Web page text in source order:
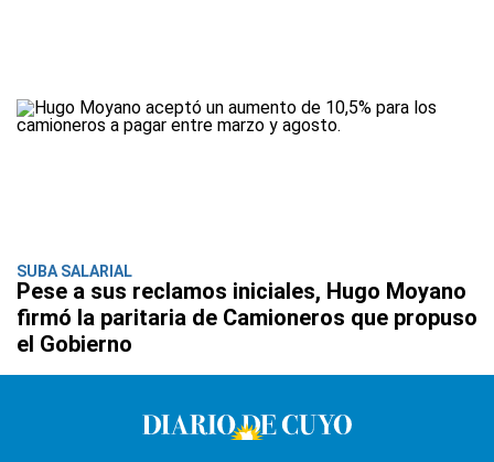
SUBA SALARIAL
Pese a sus reclamos iniciales, Hugo Moyano
firmó la paritaria de Camioneros que propuso
el Gobierno